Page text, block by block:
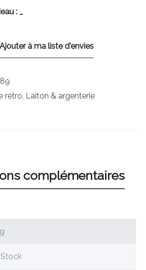
: _
Ajouter à ma liste d'envies
rétro, Laiton & argenterie
complémentaires
Stock